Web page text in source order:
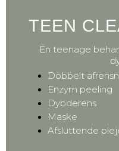
TEEN
En teenage
Dobbelt
Enzym peeling
Dybderens
Maske
Afsluttende